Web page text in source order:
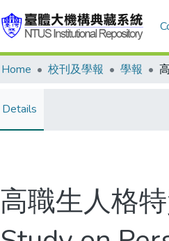
Home 校刊及學報 學報
Details
高職生人格